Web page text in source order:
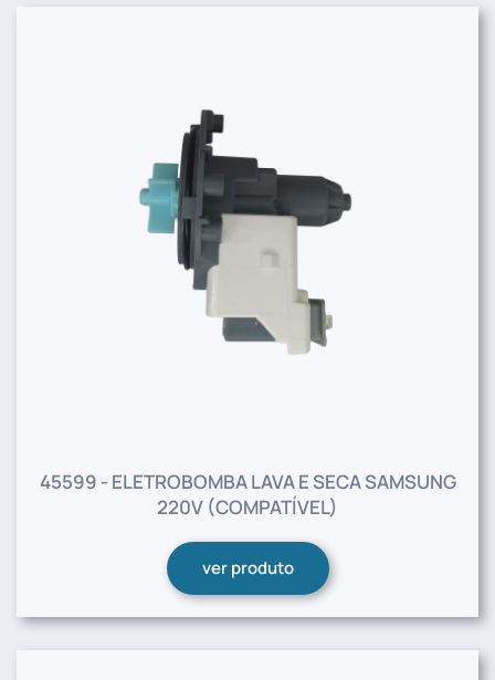
45599 - ELETROBOMBA LAVA E SECA SAMSUNG
220V (COMPATÍVEL)
ver produto